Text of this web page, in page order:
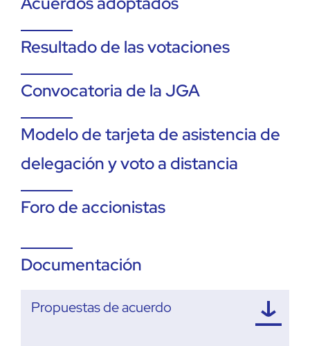
Resultado de las votaciones
Convocatoria de la JGA
Modelo de tarjeta de asistencia de
delegación y voto a distancia
Foro de accionistas
Documentación
Propuestas de acuerdo